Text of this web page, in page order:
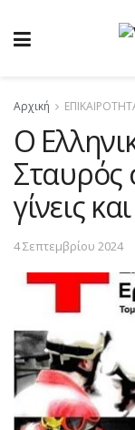
Αρχική
Ο
Σταυρός
γίνεις
4 Σεπτεμβρίου 2024